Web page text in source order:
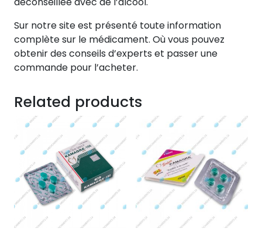
Sur notre site est présenté toute information
complète sur le médicament. Où vous pouvez
obtenir des conseils d’experts et passer une
commande pour l’acheter.
Related products